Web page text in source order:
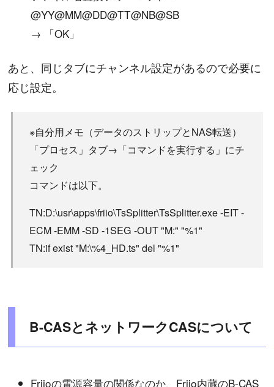
@YY@MM@DD@TT@NB@SB
→ 「OK」
あと、同じタブにチャンネル設定があるので必要に
応じ設定。
※自分用メモ（データのストリップとNAS転送）
「プロセス」タブ→「コマンドを実行する」にチ
ェック
コマンドは以下。
TN:D:\usr\apps\friio\TsSplitter\TsSplitter.exe -EIT -
ECM -EMM -SD -1SEG -OUT "M:" "%1"
TN:if exist "M:\%4_HD.ts" del "%1"
B-CASとネットワークCASについて
Friioの電源容量の関係なのか、Friio内蔵のB-CAS